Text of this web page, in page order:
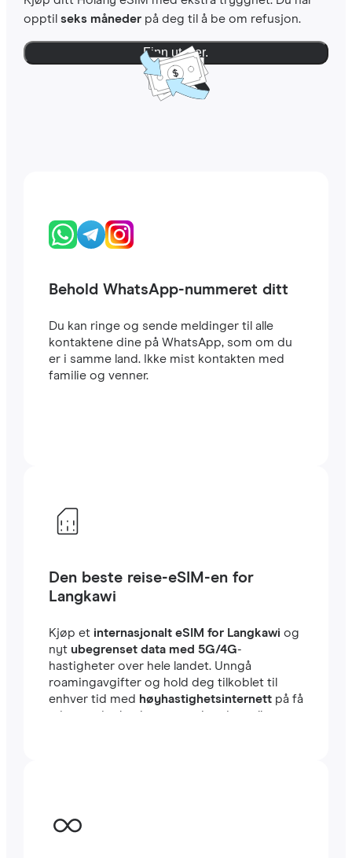
opptil seks månederpå deg til å be om refusjon.
Finn ut mer.
Behold WhatsApp-nummeret ditt
Du kan ringe og sende meldinger til alle
kontaktene dine på WhatsApp, som om du
er i samme land. Ikke mist kontakten med
familie og venner.
Den beste reise-eSIM-en for
Langkawi
Kjøp et internasjonalt eSIM for Langkawi og
nyt ubegrenset data med 5G/4G-
hastigheter over hele landet. Unngå
roamingavgifter og hold deg tilkoblet til
enhver tid med høyhastighetsinternettpå få
minutter i utlandet, enten du reiser eller